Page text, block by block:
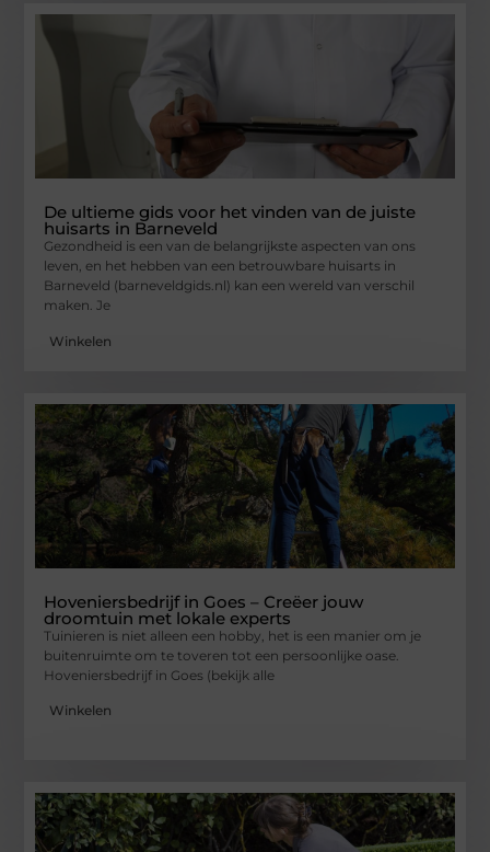
De ultieme gids voor het vinden van de juiste
huisarts in Barneveld
Gezondheid is een van de belangrijkste aspecten van ons
leven, en het hebben van een betrouwbare huisarts in
Barneveld (barneveldgids.nl) kan een wereld van verschil
maken. Je
Winkelen
Hoveniersbedrijf in Goes – Creëer jouw
droomtuin met lokale experts
Tuinieren is niet alleen een hobby, het is een manier om je
buitenruimte om te toveren tot een persoonlijke oase.
Hoveniersbedrijf in Goes (bekijk alle
Winkelen